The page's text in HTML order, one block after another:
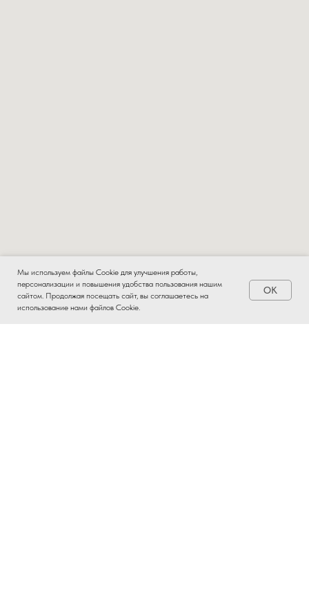
Мы используем файлы Cookie для улучшения работы,
персонализации и повышения удобства пользования нашим
сайтом. Продолжая посещать сайт, вы соглашаетесь на
использование нами файлов Cookie.
OK